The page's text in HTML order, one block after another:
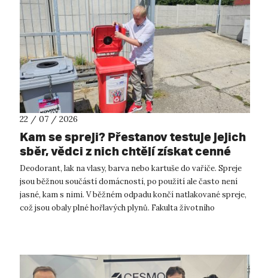
22 / 07 / 2026
Kam se spreji? Přestanov testuje jejich
sběr, vědci z nich chtějí získat cenné
kovy
Deodorant, lak na vlasy, barva nebo kartuše do vařiče. Spreje
jsou běžnou součástí domácností, po použití ale často není
jasné, kam s nimi. V běžném odpadu končí natlakované spreje,
což jsou obaly plné hořlavých plynů. Fakulta životního